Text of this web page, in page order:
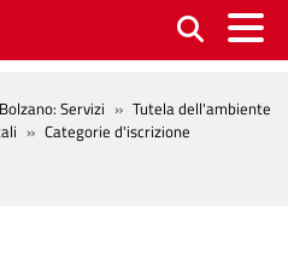
Servizi
Tutela dell'ambiente
Categorie d'iscrizione